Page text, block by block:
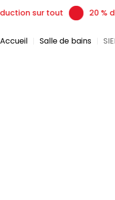
sur tout 20 %
Accueil Salle de bains